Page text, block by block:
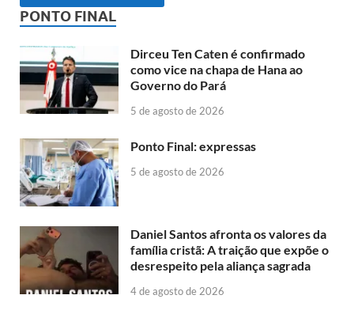
PONTO FINAL
Dirceu Ten Caten é confirmado
como vice na chapa de Hana ao
Governo do Pará
5 de agosto de 2026
Ponto Final: expressas
5 de agosto de 2026
Daniel Santos afronta os valores da
família cristã: A traição que expõe o
desrespeito pela aliança sagrada
4 de agosto de 2026